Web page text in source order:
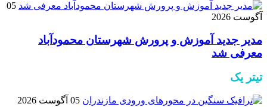
05
آگوست 2026
مدیر جدید آموزش و پرورش شهرستان محمودآباد
معرفی شد
تیتر یک
05 آگوست 2026